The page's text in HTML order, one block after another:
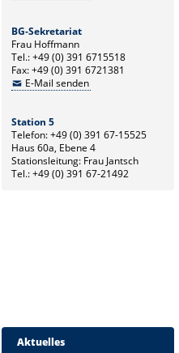
BG-Sekretariat
Frau Hoffmann
Tel.: +49 (0) 391 6715518
Fax: +49 (0) 391 6721381
E-Mail senden
Station 5
Telefon: +49 (0) 391 67-15525
Haus 60a, Ebene 4
Stationsleitung: Frau Jantsch
Tel.: +49 (0) 391 67-21492
Aktuelles